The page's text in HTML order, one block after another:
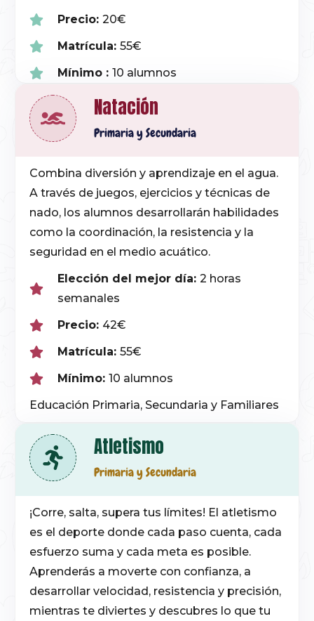
Precio: 20€
Matrícula: 55€
Mínimo : 10 alumnos
Natación
Primaria y Secundaria
Combina diversión y aprendizaje en el agua.
A través de juegos, ejercicios y técnicas de
nado, los alumnos desarrollarán habilidades
como la coordinación, la resistencia y la
seguridad en el medio acuático.
Elección del mejor día: 2 horas
semanales
Precio: 42€
Matrícula: 55€
Mínimo: 10 alumnos
Educación Primaria, Secundaria y Familiares
Atletismo
Primaria y Secundaria
¡Corre, salta, supera tus límites! El atletismo
es el deporte donde cada paso cuenta, cada
esfuerzo suma y cada meta es posible.
Aprenderás a moverte con confianza, a
desarrollar velocidad, resistencia y precisión,
mientras te diviertes y descubres lo que tu